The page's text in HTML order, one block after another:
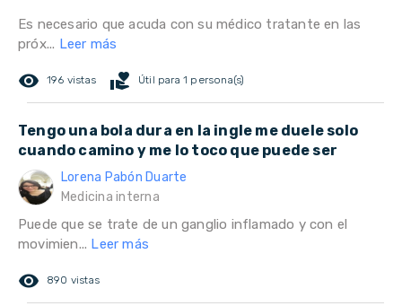
Es necesario que acuda con su médico tratante en las
próx... Leer más
remove_red_eye 196 vistas volunteer_activism Útil para 1 persona(s)
Tengo una bola dura en la ingle me duele solo
cuando camino y me lo toco que puede ser
Lorena Pabón Duarte
Medicina interna
Puede que se trate de un ganglio inflamado y con el
movimien... Leer más
remove_red_eye 890 vistas